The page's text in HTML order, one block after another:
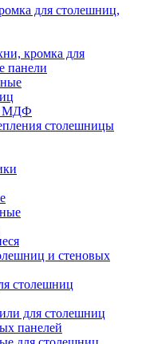
для столешниц,
кромка для
панели
МДФ
столешницы
и стеновых
столешниц
для столешниц
панелей